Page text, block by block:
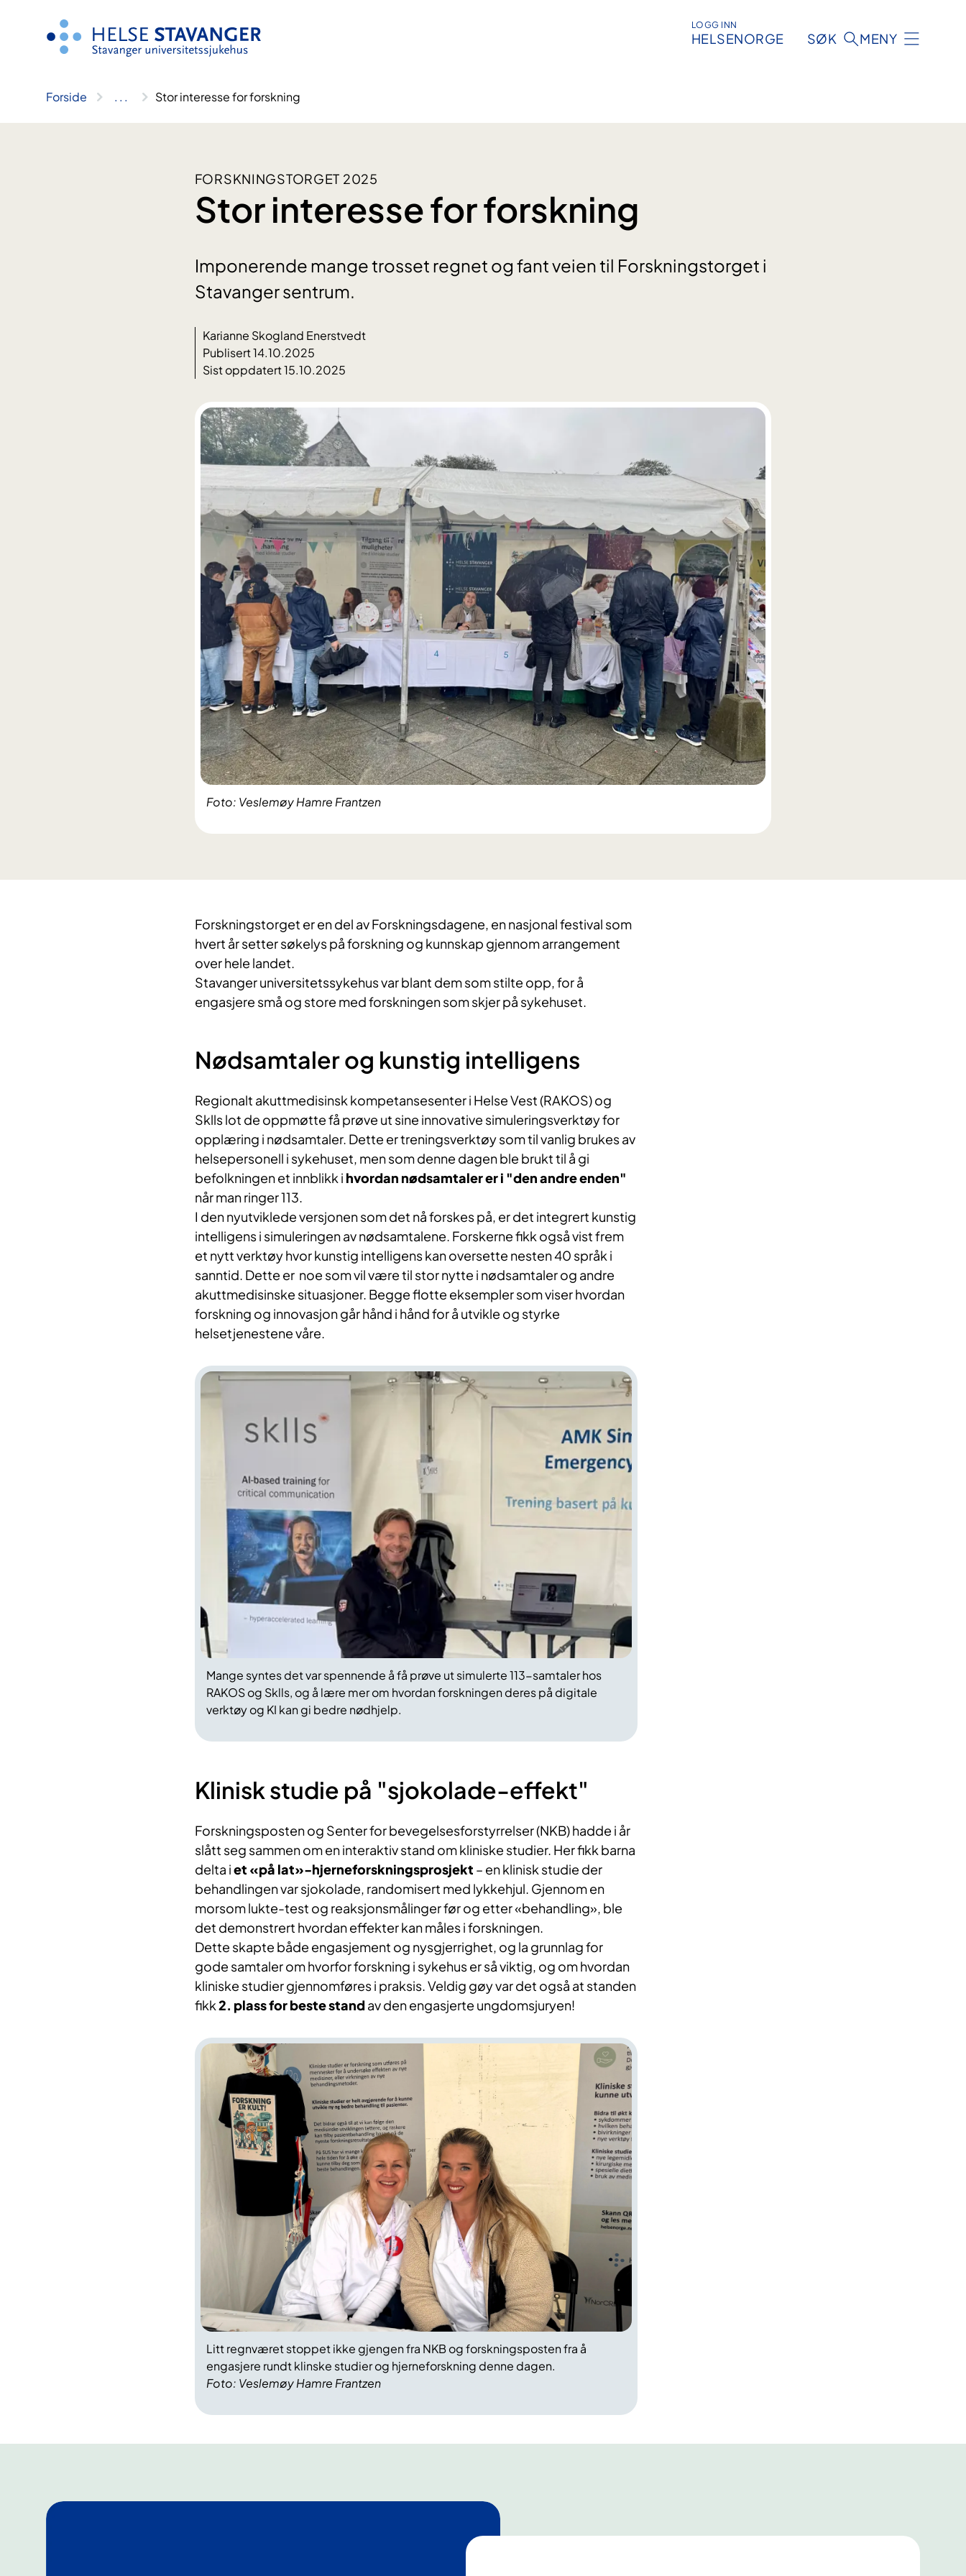
LOGG INN
HELSENORGE SØK MENY
Forside .. . Stor interesse for forskning
FORSKNINGSTORGET 2025
Stor interesse for forskning
Imponerende mange trosset regnet og fant veien til Forskningstorget i
Stavanger sentrum.
Karianne Skogland Enerstvedt
Publisert 14.10.2025
Sist oppdatert 15.10.2025
Foto: Veslemøy Hamre Frantzen
Forskningstorget er en del av Forskningsdagene, en nasjonal festival som
hvert år setter søkelys på forskning og kunnskap gjennom arrangement
over hele landet.
Stavanger universitetssykehus var blant dem som stilte opp, for å
engasjere små og store med forskningen som skjer på sykehuset.
Nødsamtaler og kunstig intelligens
Regionalt akuttmedisinsk kompetansesenter i Helse Vest (RAKOS) og
Sklls lot de oppmøtte få prøve ut sine innovative simuleringsverktøy for
opplæring i nødsamtaler. Dette er treningsverktøy som til vanlig brukes av
helsepersonell i sykehuset, men som denne dagen ble brukt til å gi
befolkningen et innblikk i hvordan nødsamtaler er i "den andre enden"
når man ringer 113.
I den nyutviklede versjonen som det nå forskes på, er det integrert kunstig
intelligens i simuleringen av nødsamtalene. Forskerne fikk også vist frem
et nytt verktøy hvor kunstig intelligens kan oversette nesten 40 språk i
sanntid. Dette er noe som vil være til stor nytte i nødsamtaler og andre
akuttmedisinske situasjoner. Begge flotte eksempler som viser hvordan
forskning og innovasjon går hånd i hånd for å utvikle og styrke
helsetjenestene våre.
Mange syntes det var spennende å få prøve ut simulerte 113-samtaler hos
RAKOS og Sklls, og å lære mer om hvordan forskningen deres på digitale
verktøy og KI kan gi bedre nødhjelp.
Klinisk studie på "sjokolade-effekt"
Forskningsposten og Senter for bevegelsesforstyrrelser (NKB) hadde i år
slått seg sammen om en interaktiv stand om kliniske studier. Her fikk barna
delta iet «på lat»-hjerneforskningsprosjekt – en klinisk studie der
behandlingen var sjokolade, randomisert med lykkehjul. Gjennom en
morsom lukte-test og reaksjonsmålinger før og etter «behandling», ble
det demonstrert hvordan effekter kan måles i forskningen.
Dette skapte både engasjement og nysgjerrighet, og la grunnlag for
gode samtaler om hvorfor forskning i sykehus er så viktig, og om hvordan
kliniske studier gjennomføres i praksis. Veldig gøy var det også at standen
fikk2. plass for beste standav den engasjerte ungdomsjuryen!
Foto: Veslemøy Hamre Frantzen
Litt regnværet stoppet ikke gjengen fra NKB og forskningsposten fra å
engasjere rundt klinske studier og hjerneforskning denne dagen.